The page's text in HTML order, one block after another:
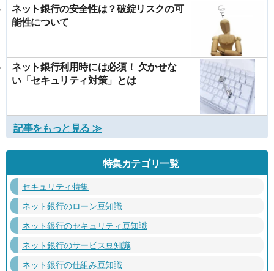
ネット銀行の安全性は？破綻リスクの可
能性について
ネット銀行利用時には必須！ 欠かせな
い「セキュリティ対策」とは
記事をもっと見る ≫
特集カテゴリ一覧
セキュリティ特集
ネット銀行のローン豆知識
ネット銀行のセキュリティ豆知識
ネット銀行のサービス豆知識
ネット銀行の仕組み豆知識